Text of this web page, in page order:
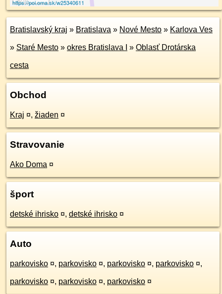
https://poi.oma.sk/w25340611
Bratislavský kraj » Bratislava » Nové Mesto » Karlova Ves
» Staré Mesto » okres Bratislava I » Oblasť Drotárska
cesta
Obchod
Kraj ¤, žiaden ¤
Stravovanie
Ako Doma ¤
šport
detské ihrisko ¤, detské ihrisko ¤
Auto
parkovisko ¤, parkovisko ¤, parkovisko ¤, parkovisko ¤,
parkovisko ¤, parkovisko ¤, parkovisko ¤